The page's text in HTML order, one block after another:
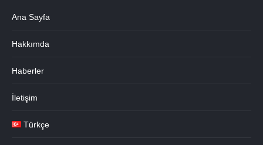
Ana Sayfa
Hakkımda
Haberler
İletişim
Türkçe